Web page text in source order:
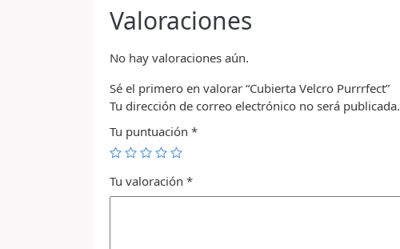
Valoraciones
No hay valoraciones aún.
Sé el primero en valorar “Cubierta Velcro Purrrfect”
Tu dirección de correo electrónico no será publicada.
Tu puntuación *
Tu valoración *